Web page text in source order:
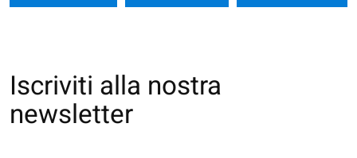
Iscriviti alla nostra
newsletter